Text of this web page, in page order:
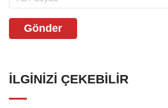
Gönder
İLGINIZI ÇEKEBILIR